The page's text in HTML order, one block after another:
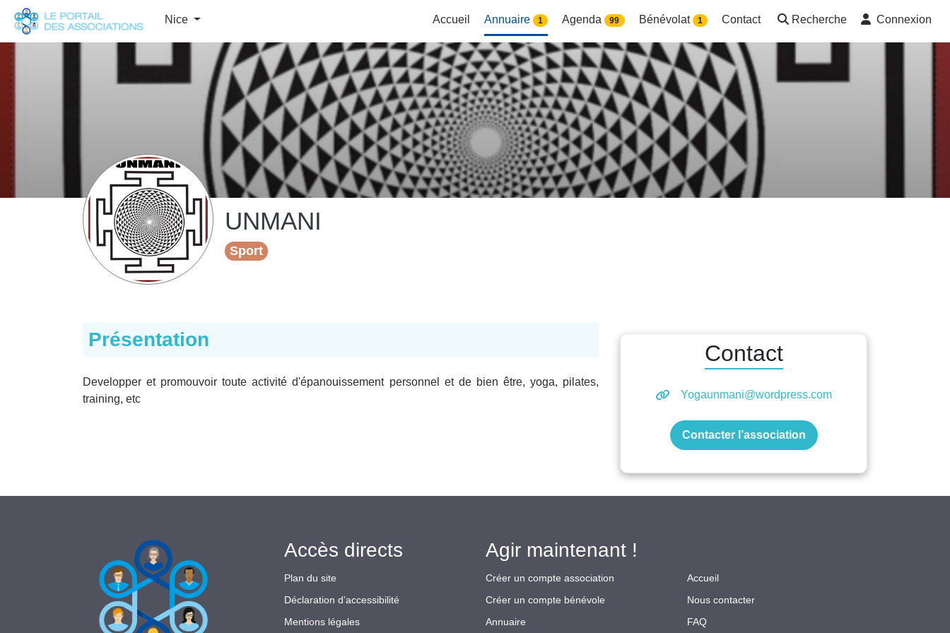
Nice Accueil Annuaire 1 Agenda 99 Bénévolat 1 Contact Recherche Connexion
UNMANI
Sport
Présentation
Developper et promouvoir toute activité d'épanouissement personnel et de bien être, yoga, pilates,
training, etc
Contact
Yogaunmani@wordpress.com
Contacter l’association
Accès directs
Plan du site
Déclaration d’accessibilité
Mentions légales
Agir maintenant !
Créer un compte association
Créer un compte bénévole
Annuaire
Accueil
Nous contacter
FAQ
Panneau de gestion des cookies